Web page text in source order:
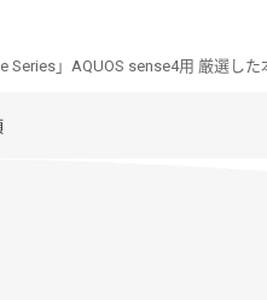
Series」AQUOS sense4用 厳選し